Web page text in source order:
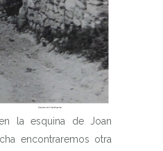
la esquina de Joan
encontraremos otra